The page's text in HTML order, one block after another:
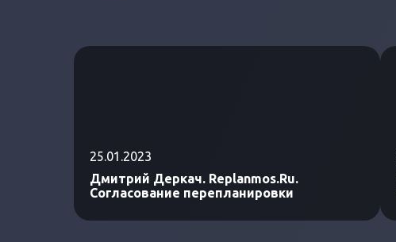
25.01.2023
Дмитрий Деркач. Replanmos.Ru.
Согласование перепланировки